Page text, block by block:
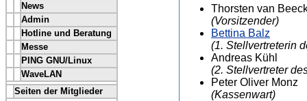
News
Admin
Hotline und Beratung
Messe
PING GNU/Linux
WaveLAN
Seiten der Mitglieder
Thorsten van
(Vorsitzender)
Bettina Balz
(1. Stellvertreterin
Andreas Kühl
(2. Stellvertreter
Peter Oliver Monz
(Kassenwart)